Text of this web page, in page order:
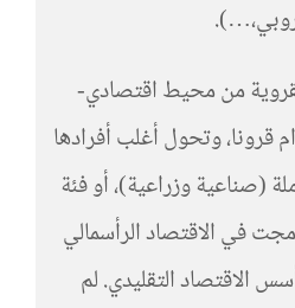
من محيط اقتصادي-
وتحول أغلب أفرادها
(صناعية وزراعية)، أو فئة
في الاقتصاد الرأسمالي
الاقتصاد التقليدي. لم